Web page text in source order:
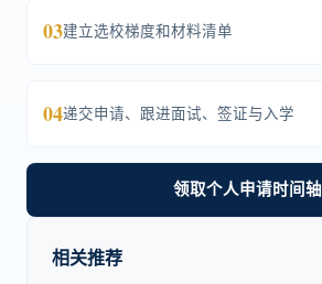
03建立选校梯度和材料清单
04递交申请、跟进面试、签证与入学
领取个人申请时间轴
相关推荐